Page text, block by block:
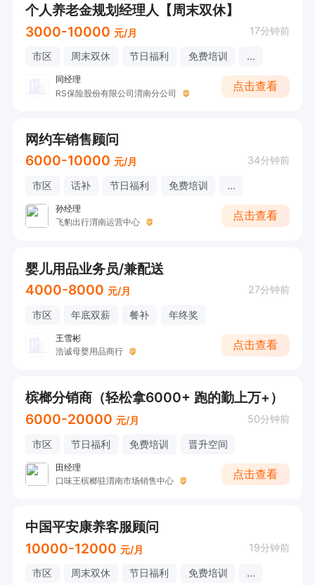
个人养老金规划经理人【周末双休】
3000-10000 元/月 17分钟前
市区 周末双休 节日福利 免费培训 ...
同经理
RS保险股份有限公司渭南分公司
点击查看
网约车销售顾问
6000-10000 元/月 34分钟前
市区 话补 节日福利 免费培训 ...
孙经理
飞豹出行渭南运营中心
点击查看
婴儿用品业务员/兼配送
4000-8000 元/月 27分钟前
市区 年底双薪 餐补 年终奖
王雪彬
浩诚母婴用品商行
点击查看
槟榔分销商（轻松拿6000+ 跑的勤上万+）
6000-20000 元/月 50分钟前
市区 节日福利 免费培训 晋升空间
田经理
口味王槟榔驻渭南市场销售中心
点击查看
中国平安康养客服顾问
10000-12000 元/月 19分钟前
市区 周末双休 节日福利 免费培训 ...